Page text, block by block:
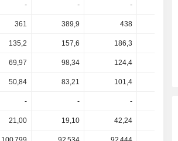
- - -
361 389,9 438
135,2 157,6 186,3
69,97 98,34 124,4
50,84 83,21 101,4
- - -
21,00 19,10 42,24